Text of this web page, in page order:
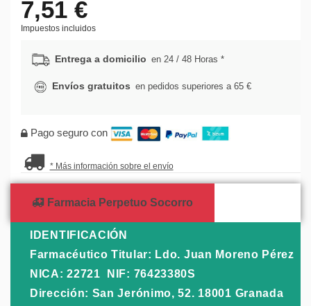
7,51 €
Impuestos incluidos
Entrega a domicilio en 24 / 48 Horas *
Envíos gratuitos en pedidos superiores a 65 €
Pago seguro con
* Más información sobre el envío
Farmacia Perpetuo Socorro
IDENTIFICACIÓN
Farmacéutico Titular: Ldo. Juan Moreno Pérez
NICA: 22721 NIF: 76423380S
Dirección: San Jerónimo, 52. 18001 Granada